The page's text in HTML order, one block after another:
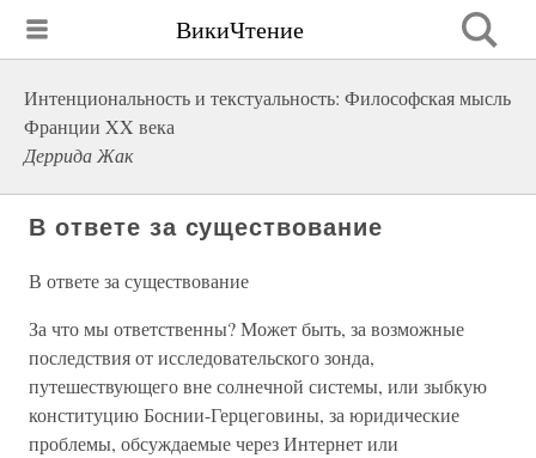
ВикиЧтение
Интенциональность и текстуальность: Философская мысль
Франции XX века
Деррида Жак
В ответе за существование
В ответе за существование
За что мы ответственны? Может быть, за возможные
последствия от исследовательского зонда,
путешествующего вне солнечной системы, или зыбкую
конституцию Боснии-Герцеговины, за юридические
проблемы, обсуждаемые через Интернет или